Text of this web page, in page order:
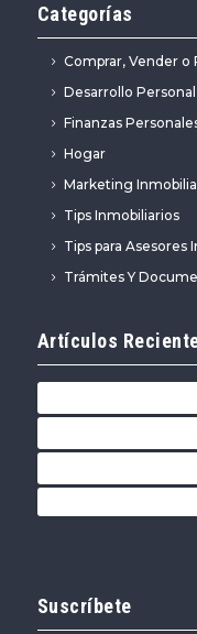
Categorías
Comprar, Vender o
Desarrollo Personal
Finanzas
Hogar
Marketing
Tips Inmobiliarios
Tips para Asesores
Trámites Y
Artículos
Suscríbete